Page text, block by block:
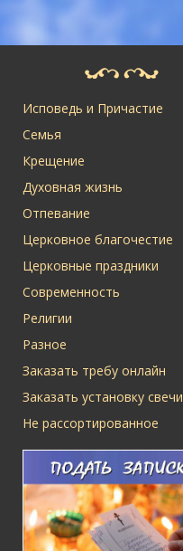
Исповедь и Причастие
Семья
Крещение
Духовная жизнь
Отпевание
Церковное благочестие
Церковные праздники
Современность
Религии
Разное
Заказать требу онлайн
Заказать установку свечи
Не рассортированное